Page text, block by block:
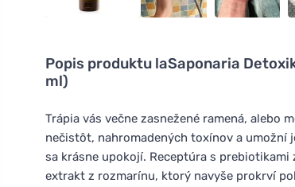
Popis produktu laSaponaria
ml)
Trápia vás večne zasnežené ramená, alebo
nečistôt, nahromadených toxínov a umožní
sa krásne upokojí. Receptúra s
extrakt z rozmarínu, ktorý navyše prokrví